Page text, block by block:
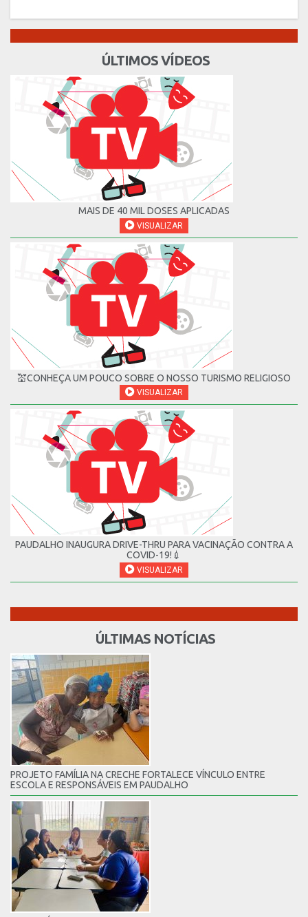
ÚLTIMOS VÍDEOS
MAIS DE 40 MIL DOSES APLICADAS
VISUALIZAR
💒CONHEÇA UM POUCO SOBRE O NOSSO TURISMO RELIGIOSO
VISUALIZAR
PAUDALHO INAUGURA DRIVE-THRU PARA VACINAÇÃO CONTRA A
COVID-19!💉
VISUALIZAR
ÚLTIMAS NOTÍCIAS
PROJETO FAMÍLIA NA CRECHE FORTALECE VÍNCULO ENTRE
ESCOLA E RESPONSÁVEIS EM PAUDALHO